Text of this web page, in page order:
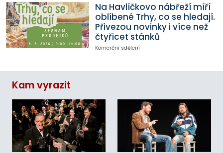
Na Havlíčkovo nábřeží míří
oblíbené Trhy, co se hledají.
Přivezou novinky i více než
čtyřicet stánků
Komerční sdělení
Kam vyrazit